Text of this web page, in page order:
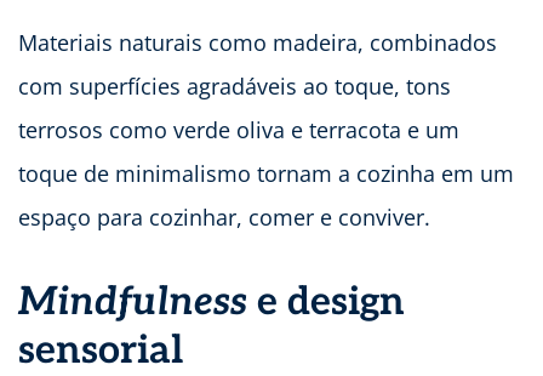
Materiais naturais como madeira, combinados
com superfícies agradáveis ao toque, tons
terrosos como verde oliva e terracota e um
toque de minimalismo tornam a cozinha em um
espaço para cozinhar, comer e conviver.
Mindfulness e design
sensorial